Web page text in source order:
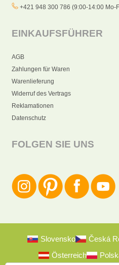
+421 948 300 786 (9:00-14:00 Mo-
EINKAUFSFÜHRER
AGB
Zahlungen für Waren
Warenlieferung
Widerruf des Vertrags
Reklamationen
Datenschutz
FOLGEN SIE UNS
Slovensko Česká
Österreich